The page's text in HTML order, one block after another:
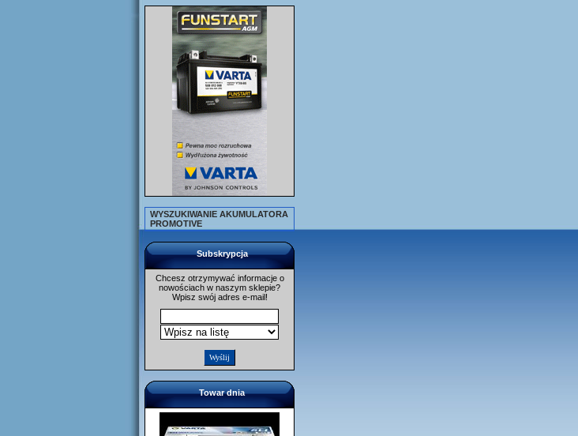
WYSZUKIWANIE AKUMULATORA
PROMOTIVE
Subskrypcja
Chcesz otrzymywać informacje o
nowościach w naszym sklepie?
Wpisz swój adres e-mail!
Towar dnia